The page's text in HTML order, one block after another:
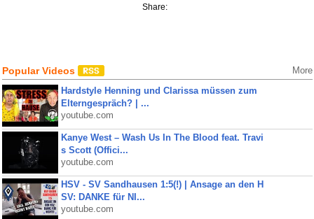
Share:
Popular Videos More
Hardstyle Henning und Clarissa müssen zum
Elterngespräch? | ...
youtube.com
Kanye West – Wash Us In The Blood feat. Travi
s Scott (Offici...
youtube.com
HSV - SV Sandhausen 1:5(!) | Ansage an den H
SV: DANKE für NI...
youtube.com